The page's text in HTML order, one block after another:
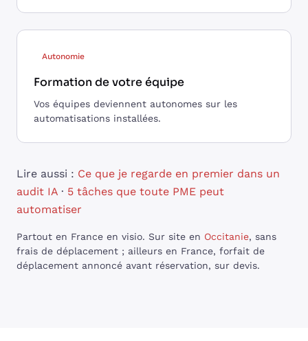
Autonomie
Formation de votre équipe
Vos équipes deviennent autonomes sur les
automatisations installées.
Lire aussi : Ce que je regarde en premier dans un
audit IA · 5 tâches que toute PME peut
automatiser
Partout en France en visio. Sur site en Occitanie, sans
frais de déplacement ; ailleurs en France, forfait de
déplacement annoncé avant réservation, sur devis.